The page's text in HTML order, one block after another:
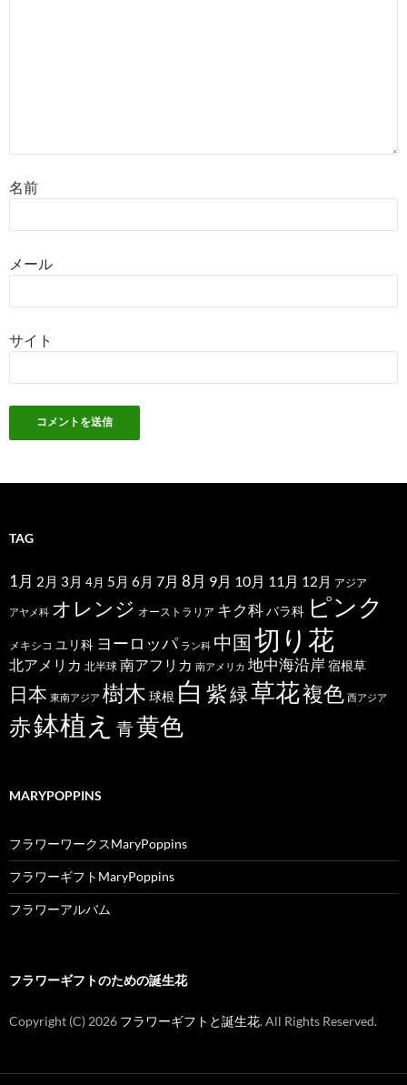
名前
メール
サイト
TAG
1月 2月 3月 4月 5月 6月 7月 8月 9月 10月 11月 12月 アジア
アヤメ科 オレンジ オーストラリア キク科バラ科 ピンク
メキシコ ユリ科 ヨーロッパ ラン科 中国切り花
北アメリカ 北半球 南アフリカ 南アメリカ 地中海沿岸 宿根草
日本 東南アジア 樹木 球根 白 紫緑草花複色 西アジア
赤鉢植え 青黄色
MARYPOPPINS
フラワーワークスMaryPoppins
フラワーギフトMaryPoppins
フラワーアルバム
フラワーギフトのための誕生花
Copyright (C) 2026 フラワーギフトと誕生花. All Rights Reserved.